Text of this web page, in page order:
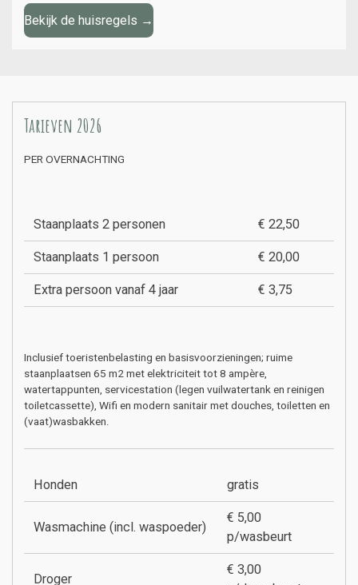
Bekijk de huisregels →
Tarieven 2026
PER OVERNACHTING
Staanplaats 2 personen € 22,50
Staanplaats 1 persoon € 20,00
Extra persoon vanaf 4 jaar € 3,75
Inclusief toeristenbelasting en basisvoorzieningen; ruime
staanplaatsen 65 m2 met elektriciteit tot 8 ampère,
watertappunten, servicestation (legen vuilwatertank en reinigen
toiletcassette), Wifi en modern sanitair met douches, toiletten en
(vaat)wasbakken.
Honden gratis
Wasmachine (incl. waspoeder)
€ 5,00
p/wasbeurt
Droger
€ 3,00